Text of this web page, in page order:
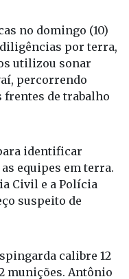
frentes de trabalho
identificar
equipes em terra.
Civil e a Polícia
calibre 12
munições. Antônio
por posse ilegal de